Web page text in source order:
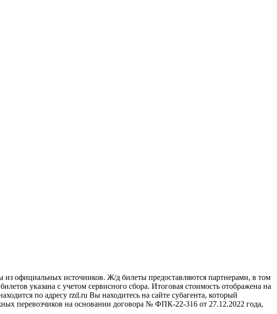
из официальных источников. Ж/д билеты предоставляются партнерами, в том
указана с учетом сервисного сбора. Итоговая стоимость отображена на
по адресу rzd.ru Вы находитесь на сайте субагента, который
перевозчиков на основании договора № ФПК-22-316 от 27.12.2022 года,